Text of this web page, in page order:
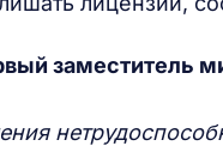
заместитель